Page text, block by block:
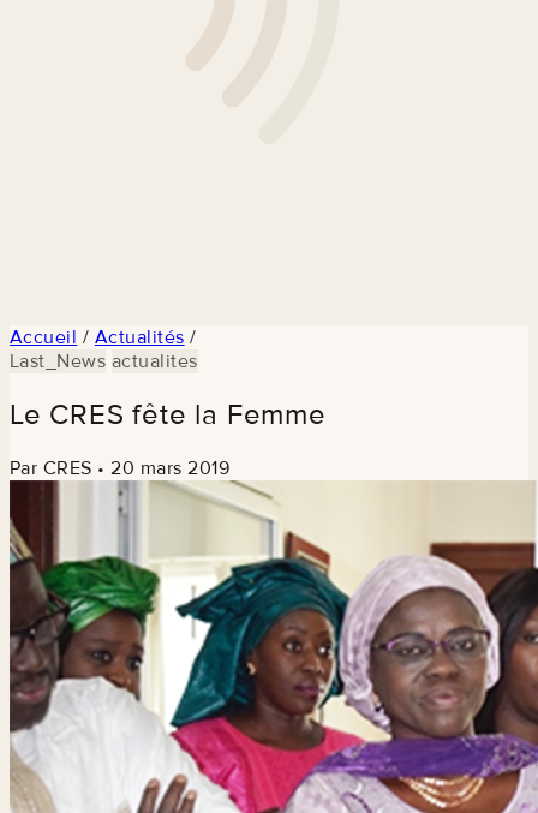
Accueil / Actualités /
Last_News actualites
Le CRES fête la Femme
Par CRES • 20 mars 2019